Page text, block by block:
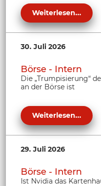
Weiterlesen...
30. Juli 2026
Börse - Intern
Die „Trumpisierung“
an der Börse ist
Weiterlesen...
29. Juli 2026
Börse - Intern
Ist Nvidia das